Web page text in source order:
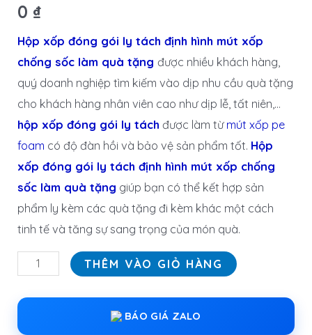
0 ₫
Hộp xốp đóng gói ly tách định hình mút xốp
chống sốc làm quà tặngđược nhiều khách hàng,
quý doanh nghiệp tìm kiếm vào dịp nhu cầu quà tặng
cho khách hàng nhân viên cao như dịp lễ, tất niên,…
hộp xốp đóng gói ly tách được làm từ mút xốp pe
foam có độ đàn hồi và bảo vệ sản phẩm tốt. Hộp
xốp đóng gói ly tách định hình mút xốp chống
sốc làm quà tặng giúp bạn có thể kết hợp sản
phẩm ly kèm các quà tặng đi kèm khác một cách
tinh tế và tăng sự sang trọng của món quà.
THÊM VÀO GIỎ HÀNG
BÁO GIÁ ZALO